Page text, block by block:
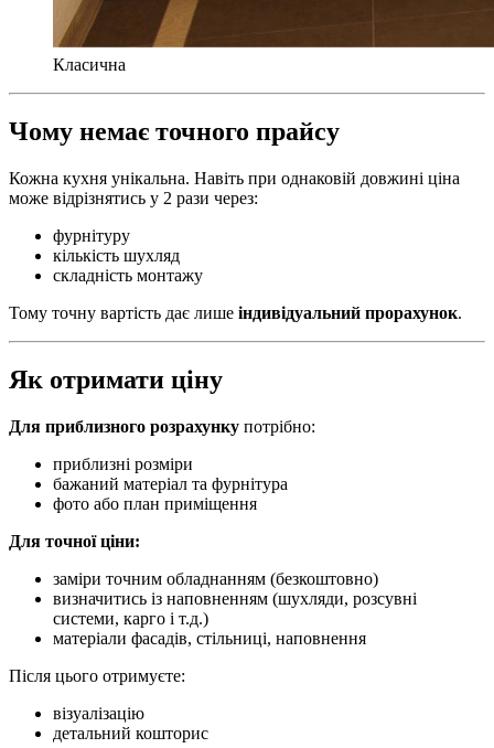
Класична
Чому немає точного прайсу
Кожна кухня унікальна. Навіть при однаковій довжині ціна
може відрізнятись у 2 рази через:
фурнітуру
кількість шухляд
складність монтажу
Тому точну вартість дає лише індивідуальний прорахунок.
Як отримати ціну
Для приблизного розрахунку потрібно:
приблизні розміри
бажаний матеріал та фурнітура
фото або план приміщення
Для точної ціни:
заміри точним обладнанням (безкоштовно)
визначитись із наповненням (шухляди, розсувні
системи, карго і т.д.)
матеріали фасадів, стільниці, наповнення
Після цього отримуєте:
візуалізацію
детальний кошторис